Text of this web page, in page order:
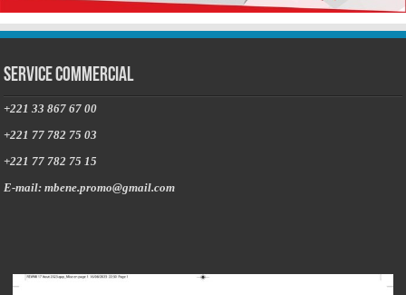
Service commercial
+221 33 867 67 00
+221 77 782 75 03
+221 77 782 75 15
E-mail: mbene.promo@gmail.com